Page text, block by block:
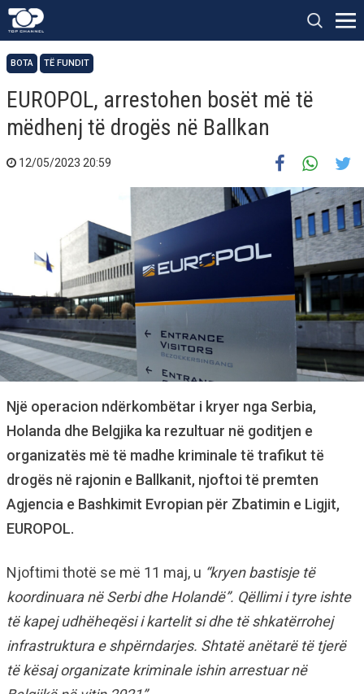
BOTA TË FUNDIT
EUROPOL, arrestohen bosët më të
mëdhenj të drogës në Ballkan
12/05/2023 20:59
Një operacion ndërkombëtar i kryer nga Serbia,
Holanda dhe Belgjika ka rezultuar në goditjen e
organizatës më të madhe kriminale të trafikut të
drogës në rajonin e Ballkanit, njoftoi të premten
Agjencia e Bashkimit Evropian për Zbatimin e Ligjit,
EUROPOL.
Njoftimi thotë se më 11 maj, u “kryen bastisje të
koordinuara në Serbi dhe Holandë”. Qëllimi i tyre ishte
të kapej udhëheqësi i kartelit si dhe të shkatërrohej
infrastruktura e shpërndarjes. Shtatë anëtarë të tjerë
të kësaj organizate kriminale ishin arrestuar në